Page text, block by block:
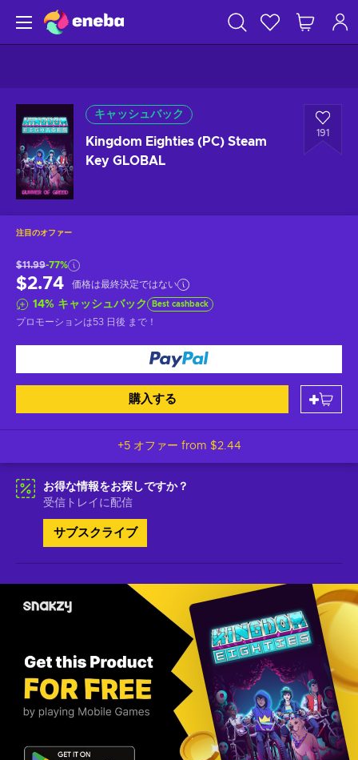
キャッシュバック
Kingdom Eighties (PC) Steam
Key GLOBAL
191
注目のオファー
$11.99-77%
$2.74 価格は最終決定ではない
14% キャッシュバック Best cashback
プロモーションは53 日後 まで！
購入する
+5 オファー from $2.44
お得な情報をお探しですか？
受信トレイに配信
サブスクライブ